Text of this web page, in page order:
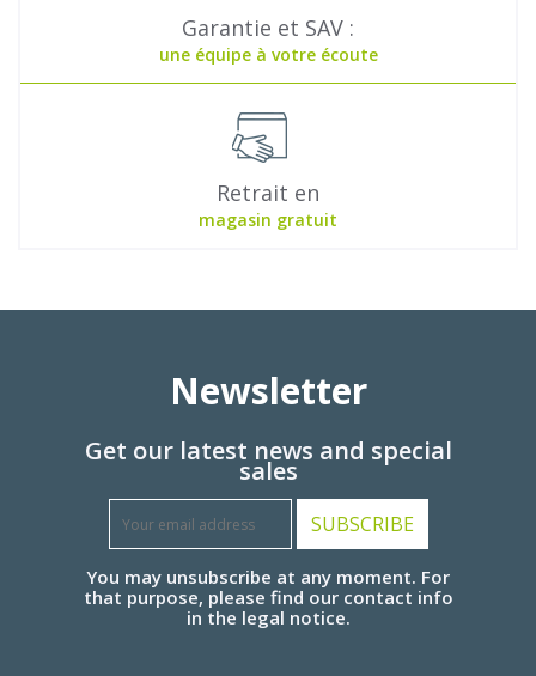
Garantie et SAV :
une équipe à votre écoute
Retrait en
magasin gratuit
Newsletter
Get our latest news and special
sales
SUBSCRIBE
You may unsubscribe at any moment. For
that purpose, please find our contact info
in the legal notice.